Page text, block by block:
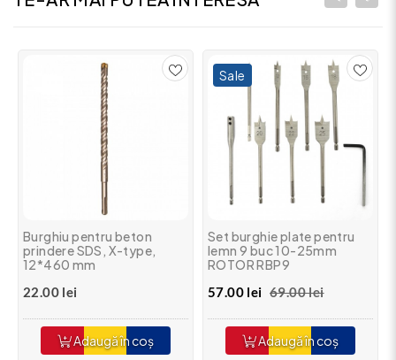
Burghiu pentru beton
prindere SDS, X-type,
12*460 mm
22.00 lei
Adaugă în coș
Sale
Set burghie plate pentru
lemn 9 buc 10-25mm
ROTOR RBP9
57.00 lei 69.00 lei
Adaugă în coș